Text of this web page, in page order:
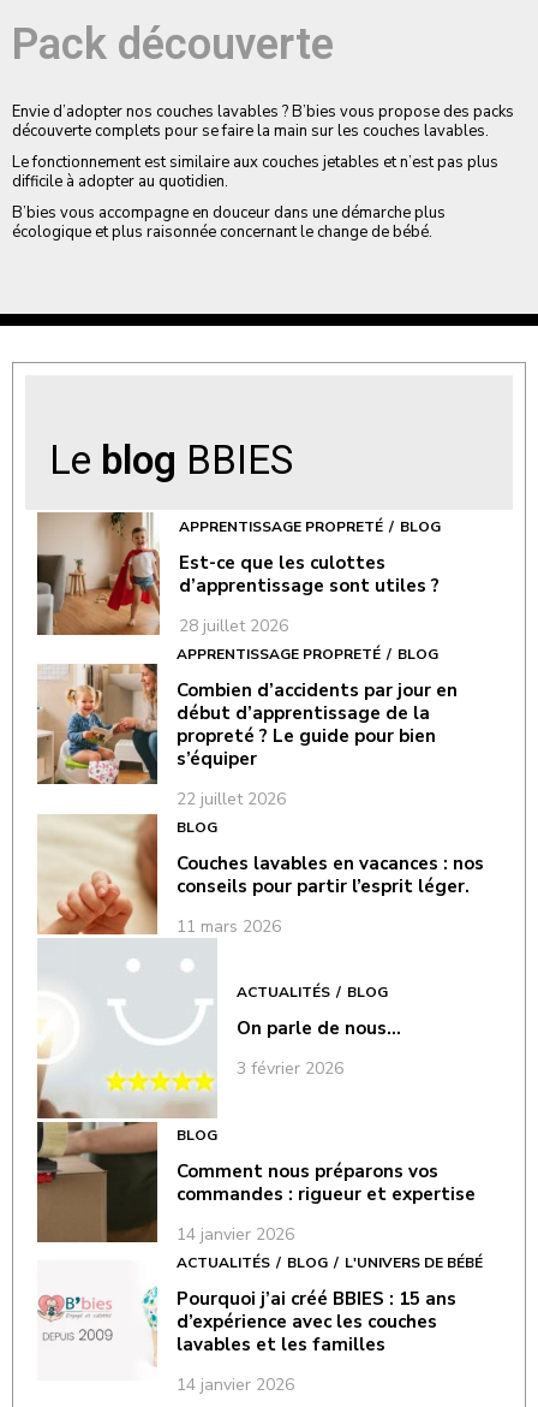
Pack découverte
Envie d’adopter nos couches lavables ? B’bies vous propose des packs
découverte complets pour se faire la main sur les couches lavables.
Le fonctionnement est similaire aux couches jetables et n’est pas plus
difficile à adopter au quotidien.
B’bies vous accompagne en douceur dans une démarche plus
écologique et plus raisonnée concernant le change de bébé.
Le blog BBIES
APPRENTISSAGE PROPRETÉ BLOG
Est-ce que les culottes
d’apprentissage sont utiles ?
28 juillet 2026
APPRENTISSAGE PROPRETÉ BLOG
Combien d’accidents par jour en
début d’apprentissage de la
propreté ? Le guide pour bien
s’équiper
22 juillet 2026
BLOG
Couches lavables en vacances : nos
conseils pour partir l’esprit léger.
11 mars 2026
ACTUALITÉS BLOG
On parle de nous…
3 février 2026
BLOG
Comment nous préparons vos
commandes : rigueur et expertise
14 janvier 2026
ACTUALITÉS BLOG L'UNIVERS DE BÉBÉ
Pourquoi j’ai créé BBIES : 15 ans
d’expérience avec les couches
lavables et les familles
14 janvier 2026